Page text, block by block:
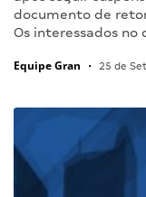
documento de
Os interessados no
Equipe Gran • 25 de